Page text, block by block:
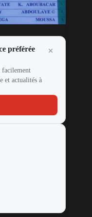
préférée
facilement
et actualités à